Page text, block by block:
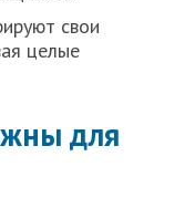
свои
целые
для